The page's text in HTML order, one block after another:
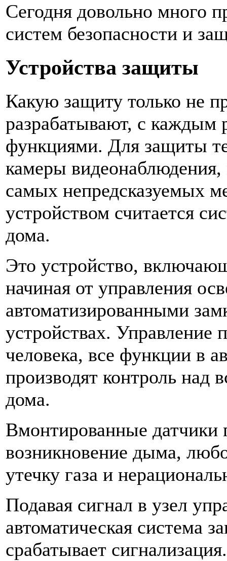
Сегодня довольно много
систем безопасности и
Устройства защиты
Какую защиту только не
разрабатывают, с каждым
функциями. Для защиты
камеры
самых непредсказуемых
устройством считается
дома.
Это устройство,
начиная от управления
автоматизированными
устройствах. Управление
человека, все функции в
производят контроль над
дома.
Вмонтированные датчики
возникновение дыма,
утечку газа и
Подавая сигнал в узел
автоматическая система
срабатывает